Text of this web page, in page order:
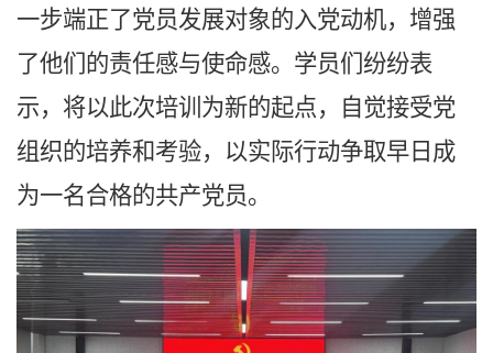
一步端正了党员发展对象的入党动机，增强
了他们的责任感与使命感。学员们纷纷表
示，将以此次培训为新的起点，自觉接受党
组织的培养和考验，以实际行动争取早日成
为一名合格的共产党员。